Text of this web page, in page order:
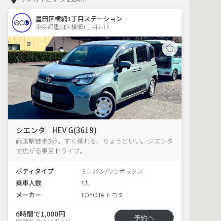
墨田区横網1丁目ステーション
東京都墨田区横網1丁目2-13
シエンタ HEV G(3619)
両国駅徒歩3分。すぐ乗れる、ちょうどいい。シエンタ
で広がる東京ドライブ。
ボディタイプ ミニバン/ワンボックス
乗車人数 7人
メーカー TOYOTA トヨタ
6時間で1,000円 予約へ